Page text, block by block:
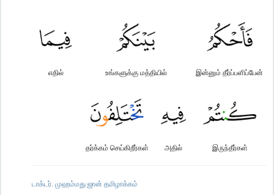
இன்னும் தீர்ப்பளிப்பேன்
உங்களுக்கு மத்தியில்
எதில்
இருந்தீர்கள்
அதில்
தர்க்கம் செய்கிறீர்கள்
டாக்டர். முஹம்மது ஜான் தமிழாக்கம்